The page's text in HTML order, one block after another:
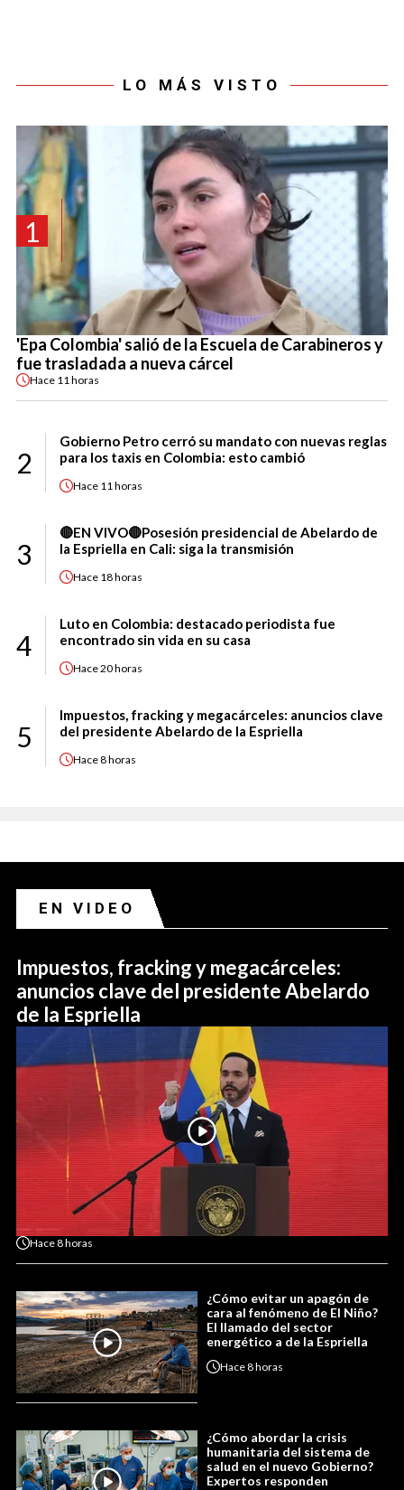
LO MÁS VISTO
1
'Epa Colombia' salió de la Escuela de Carabineros y
fue trasladada a nueva cárcel
Hace 11 horas
2
Gobierno Petro cerró su mandato con nuevas reglas
para los taxis en Colombia: esto cambió
Hace 11 horas
3
🔴EN VIVO🔴Posesión presidencial de Abelardo de
la Espriella en Cali: siga la transmisión
Hace 18 horas
4
Luto en Colombia: destacado periodista fue
encontrado sin vida en su casa
Hace20 horas
5
Impuestos, fracking y megacárceles: anuncios clave
del presidente Abelardo de la Espriella
Hace8 horas
EN VIDEO
Impuestos, fracking y megacárceles:
anuncios clave del presidente Abelardo
de la Espriella
Hace8 horas
¿Cómo evitar un apagón de
cara al fenómeno de El Niño?
El llamado del sector
energético a de la Espriella
Hace8 horas
¿Cómo abordar la crisis
humanitaria del sistema de
salud en el nuevo Gobierno?
Expertos responden